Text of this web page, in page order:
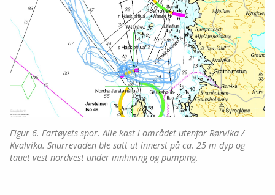
Figur 6. Fartøyets spor. Alle kast i området utenfor Rørvika /
Kvalvika. Snurrevaden ble satt ut innerst på ca. 25 m dyp og
tauet vest nordvest under innhiving og pumping.